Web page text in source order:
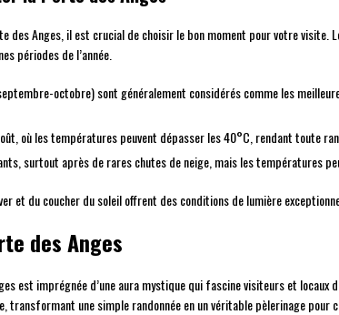
des Anges, il est crucial de choisir le bon moment pour votre visite.
périodes de l’année.
octobre) sont généralement considérés comme les
où les températures peuvent dépasser les 40°C, rendant toute
surtout après de rares chutes de neige, mais les températures
et du coucher du soleil offrent des conditions de lumière
des Anges
est imprégnée d’une aura mystique qui fascine visiteurs et
transformant une simple randonnée en un véritable pèlerinage pour